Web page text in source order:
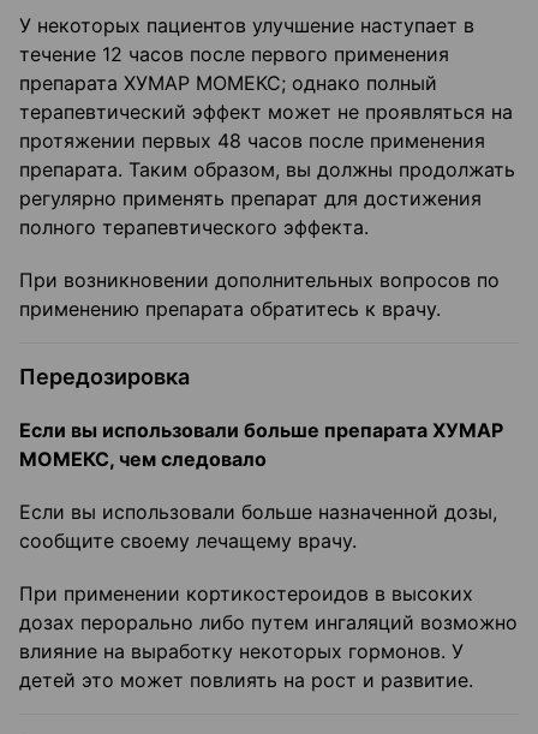
У некоторых пациентов улучшение наступает в
течение 12 часов после первого применения
препарата ХУМАР МОМЕКС; однако полный
терапевтический эффект может не проявляться на
протяжении первых 48 часов после применения
препарата. Таким образом, вы должны продолжать
регулярно применять препарат для достижения
полного терапевтического эффекта.
При возникновении дополнительных вопросов по
применению препарата обратитесь к врачу.
Передозировка
Если вы использовали больше препарата ХУМАР
МОМЕКС, чем следовало
Если вы использовали больше назначенной дозы,
сообщите своему лечащему врачу.
При применении кортикостероидов в высоких
дозах перорально либо путем ингаляций возможно
влияние на выработку некоторых гормонов. У
детей это может повлиять на рост и развитие.